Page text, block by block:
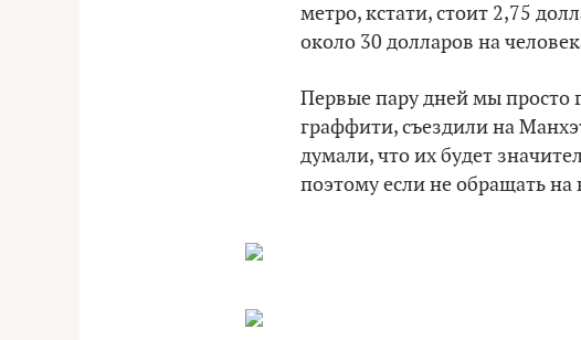
метро, кстати, стоит 2,75
около 30 долларов на
Первые пару дней мы просто
граффити, съездили на
думали, что их будет
поэтому если не обращать